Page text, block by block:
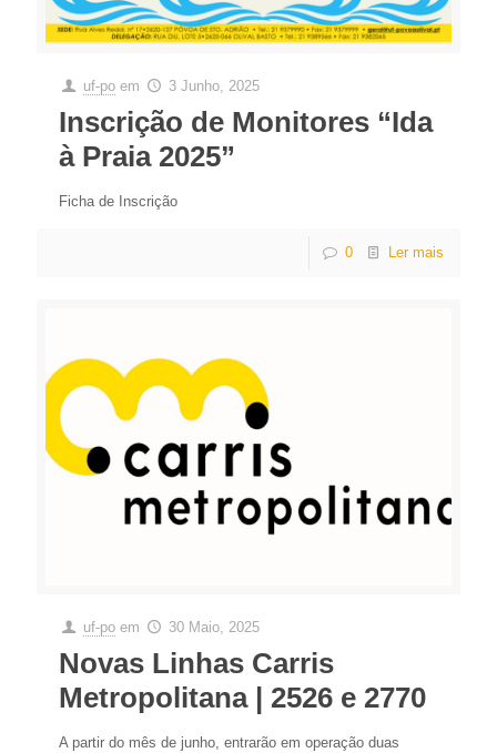
uf-po em 3 Junho, 2025
Inscrição de Monitores “Ida
à Praia 2025”
Ficha de Inscrição
0 Ler mais
uf-po em 30 Maio, 2025
Novas Linhas Carris
Metropolitana | 2526 e 2770
A partir do mês de junho, entrarão em operação duas